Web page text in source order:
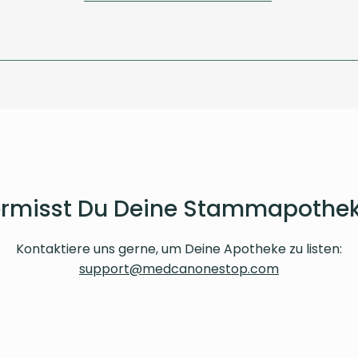
Du Deine
Kontaktiere uns gerne, um Deine Apotheke zu listen:
support@medcanonestop.com